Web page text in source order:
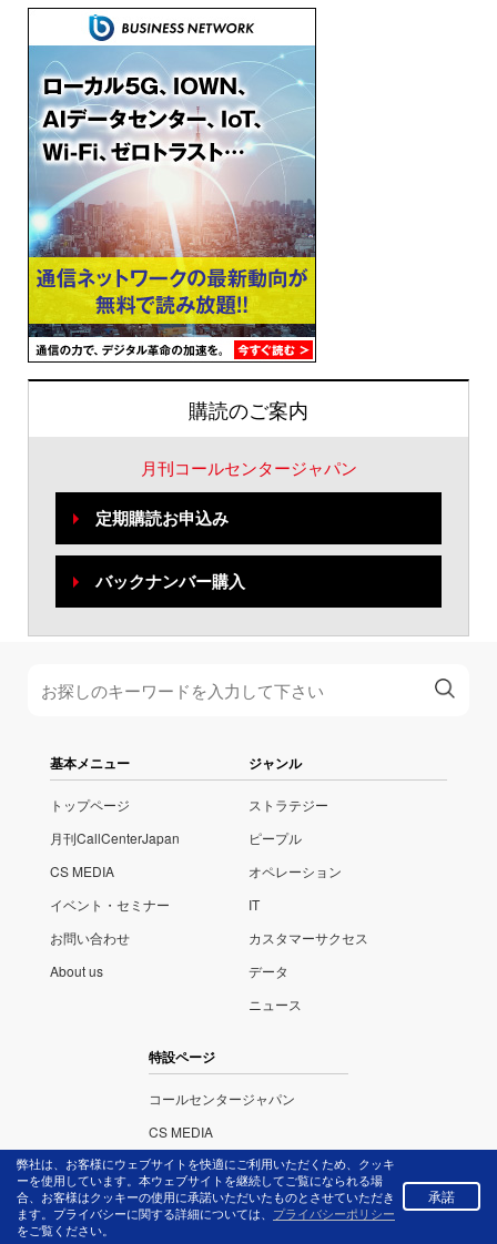
購読のご案内
月刊コールセンタージャパン
定期購読お申込み
バックナンバー購入
基本メニュー
トップページ
月刊CallCenterJapan
CS MEDIA
イベント・セミナー
お問い合わせ
About us
ジャンル
ストラテジー
ピープル
オペレーション
IT
カスタマーサクセス
データ
ニュース
特設ページ
コールセンタージャパン
CS MEDIA
ITさがし
イベント・セミナー
弊社は、お客様にウェブサイトを快適にご利用いただくため、クッキ
ーを使用しています。本ウェブサイトを継続してご覧になられる場
合、お客様はクッキーの使用に承諾いただいたものとさせていただき
ます。プライバシーに関する詳細については、 プライバシーポリシー
をご覧ください。
承諾